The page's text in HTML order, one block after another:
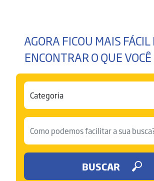
AGORA FICOU MAIS
ENCONTRAR O QUE
BUSCAR